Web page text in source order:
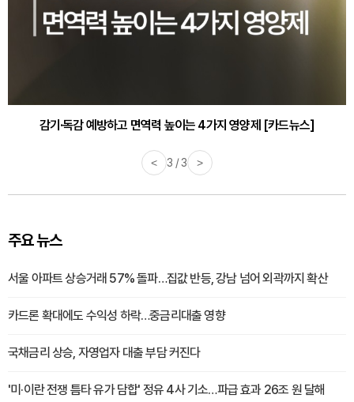
감기·독감 예방하고 면역력 높이는 4가지 영양제 [카드뉴스]
< 3 / 3 >
주요 뉴스
서울 아파트 상승거래 57% 돌파…집값 반등, 강남 넘어 외곽까지 확산
카드론 확대에도 수익성 하락…중금리대출 영향
국채금리 상승, 자영업자 대출 부담 커진다
'미·이란 전쟁 틈타 유가 담합' 정유 4사 기소…파급 효과 26조 원 달해